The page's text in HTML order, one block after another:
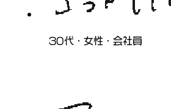
30代・女性・会社員